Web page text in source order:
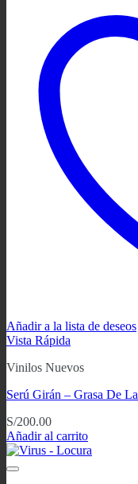
Añadir a la lista de deseos
Vista Rápida
Vinilos Nuevos
Serú Girán ‎– Grasa De
S/200.00
Añadir al carrito